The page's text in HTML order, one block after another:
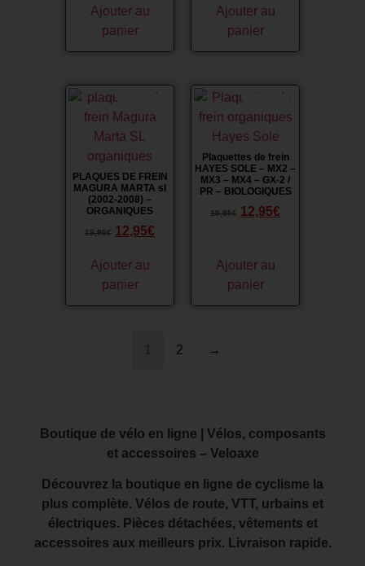
Ajouter au
panier
Ajouter au
panier
Promo !
PLAQUES DE FREIN
MAGURA MARTA sl
(2002-2008) –
ORGANIQUES
15,95€ 12,95€
Ajouter au
panier
Promo !
Plaquettes de frein
HAYES SOLE – MX2 –
MX3 – MX4 – GX-2 /
PR – BIOLOGIQUES
15,95€ 12,95€
Ajouter au
panier
2 →
Boutique de vélo en ligne | Vélos, composants
et accessoires – Veloaxe
Découvrez la boutique en ligne de cyclisme la
plus complète. Vélos de route, VTT, urbains et
électriques. Pièces détachées, vêtements et
accessoires aux meilleurs prix. Livraison rapide.